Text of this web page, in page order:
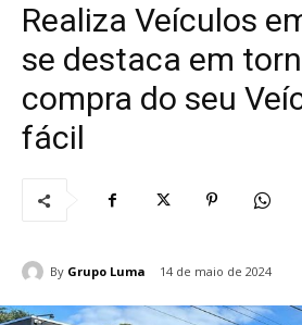
Realiza Veículos
se destaca em
compra do seu
fácil
By Grupo Luma 14 de maio de 2024